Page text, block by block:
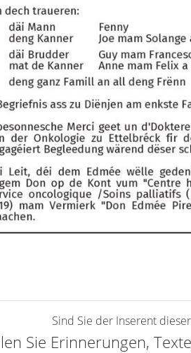
Sind Sie der Inserent
Sie Erinnerungen,